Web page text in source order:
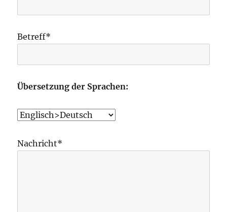
Betreff*
Übersetzung der Sprachen:
Nachricht*